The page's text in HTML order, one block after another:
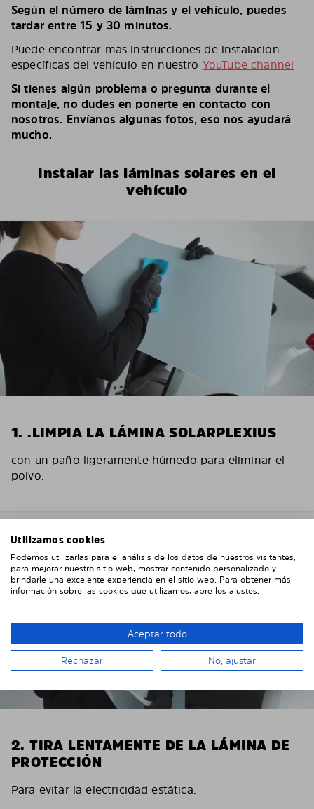
Según el número de láminas y el vehículo, puedes
tardar entre 15 y 30 minutos.
Puede encontrar más instrucciones de instalación
específicas del vehículo en nuestro YouTube channel
Si tienes algún problema o pregunta durante el
montaje, no dudes en ponerte en contacto con
nosotros. Envíanos algunas fotos, eso nos ayudará
mucho.
Instalar las láminas solares en el
vehículo
1. .LIMPIA LA LÁMINA SOLARPLEXIUS
con un paño ligeramente húmedo para eliminar el
polvo.
2. TIRA LENTAMENTE DE LA LÁMINA DE
PROTECCIÓN
Para evitar la electricidad estática.
Utilizamos cookies
Podemos utilizarlas para el análisis de los datos de nuestros visitantes,
para mejorar nuestro sitio web, mostrar contenido personalizado y
brindarle una excelente experiencia en el sitio web. Para obtener más
información sobre las cookies que utilizamos, abre los ajustes.
Aceptar todo
Rechazar No, ajustar